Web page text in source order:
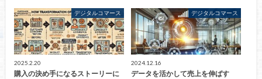
デジタルコマース
2025.2.20
購入の決め手になるストーリーに
デジタルコマース
2024.12.16
データを活かして売上を伸ばす